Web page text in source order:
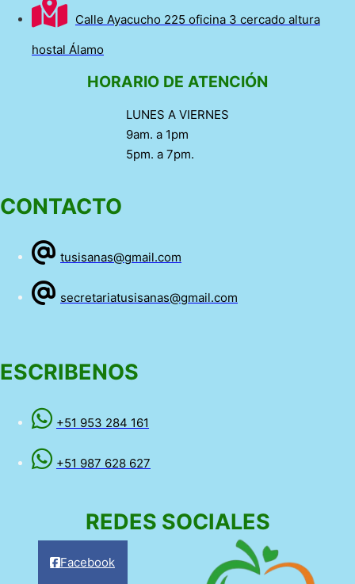
Calle Ayacucho 225 oficina 3 cercado altura
hostal Álamo
HORARIO DE ATENCIÓN
LUNES A VIERNES
9am. a 1pm
5pm. a 7pm.
CONTACTO
tusisanas@gmail.com
secretariatusisanas@gmail.com
ESCRIBENOS
+51 953 284 161
+51 987 628 627
REDES SOCIALES
Facebook